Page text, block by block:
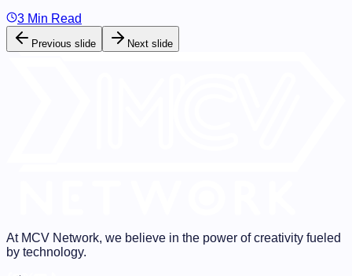
Previous slide Next slide
At MCV Network, we believe in the power of creativity fueled
by technology.